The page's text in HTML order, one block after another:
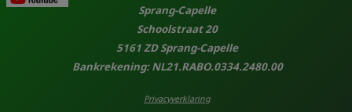
Sprang-Capelle
Schoolstraat 20
5161 ZD Sprang-Capelle
Bankrekening: NL21.RABO.0334.2480.00
Privacyverklaring